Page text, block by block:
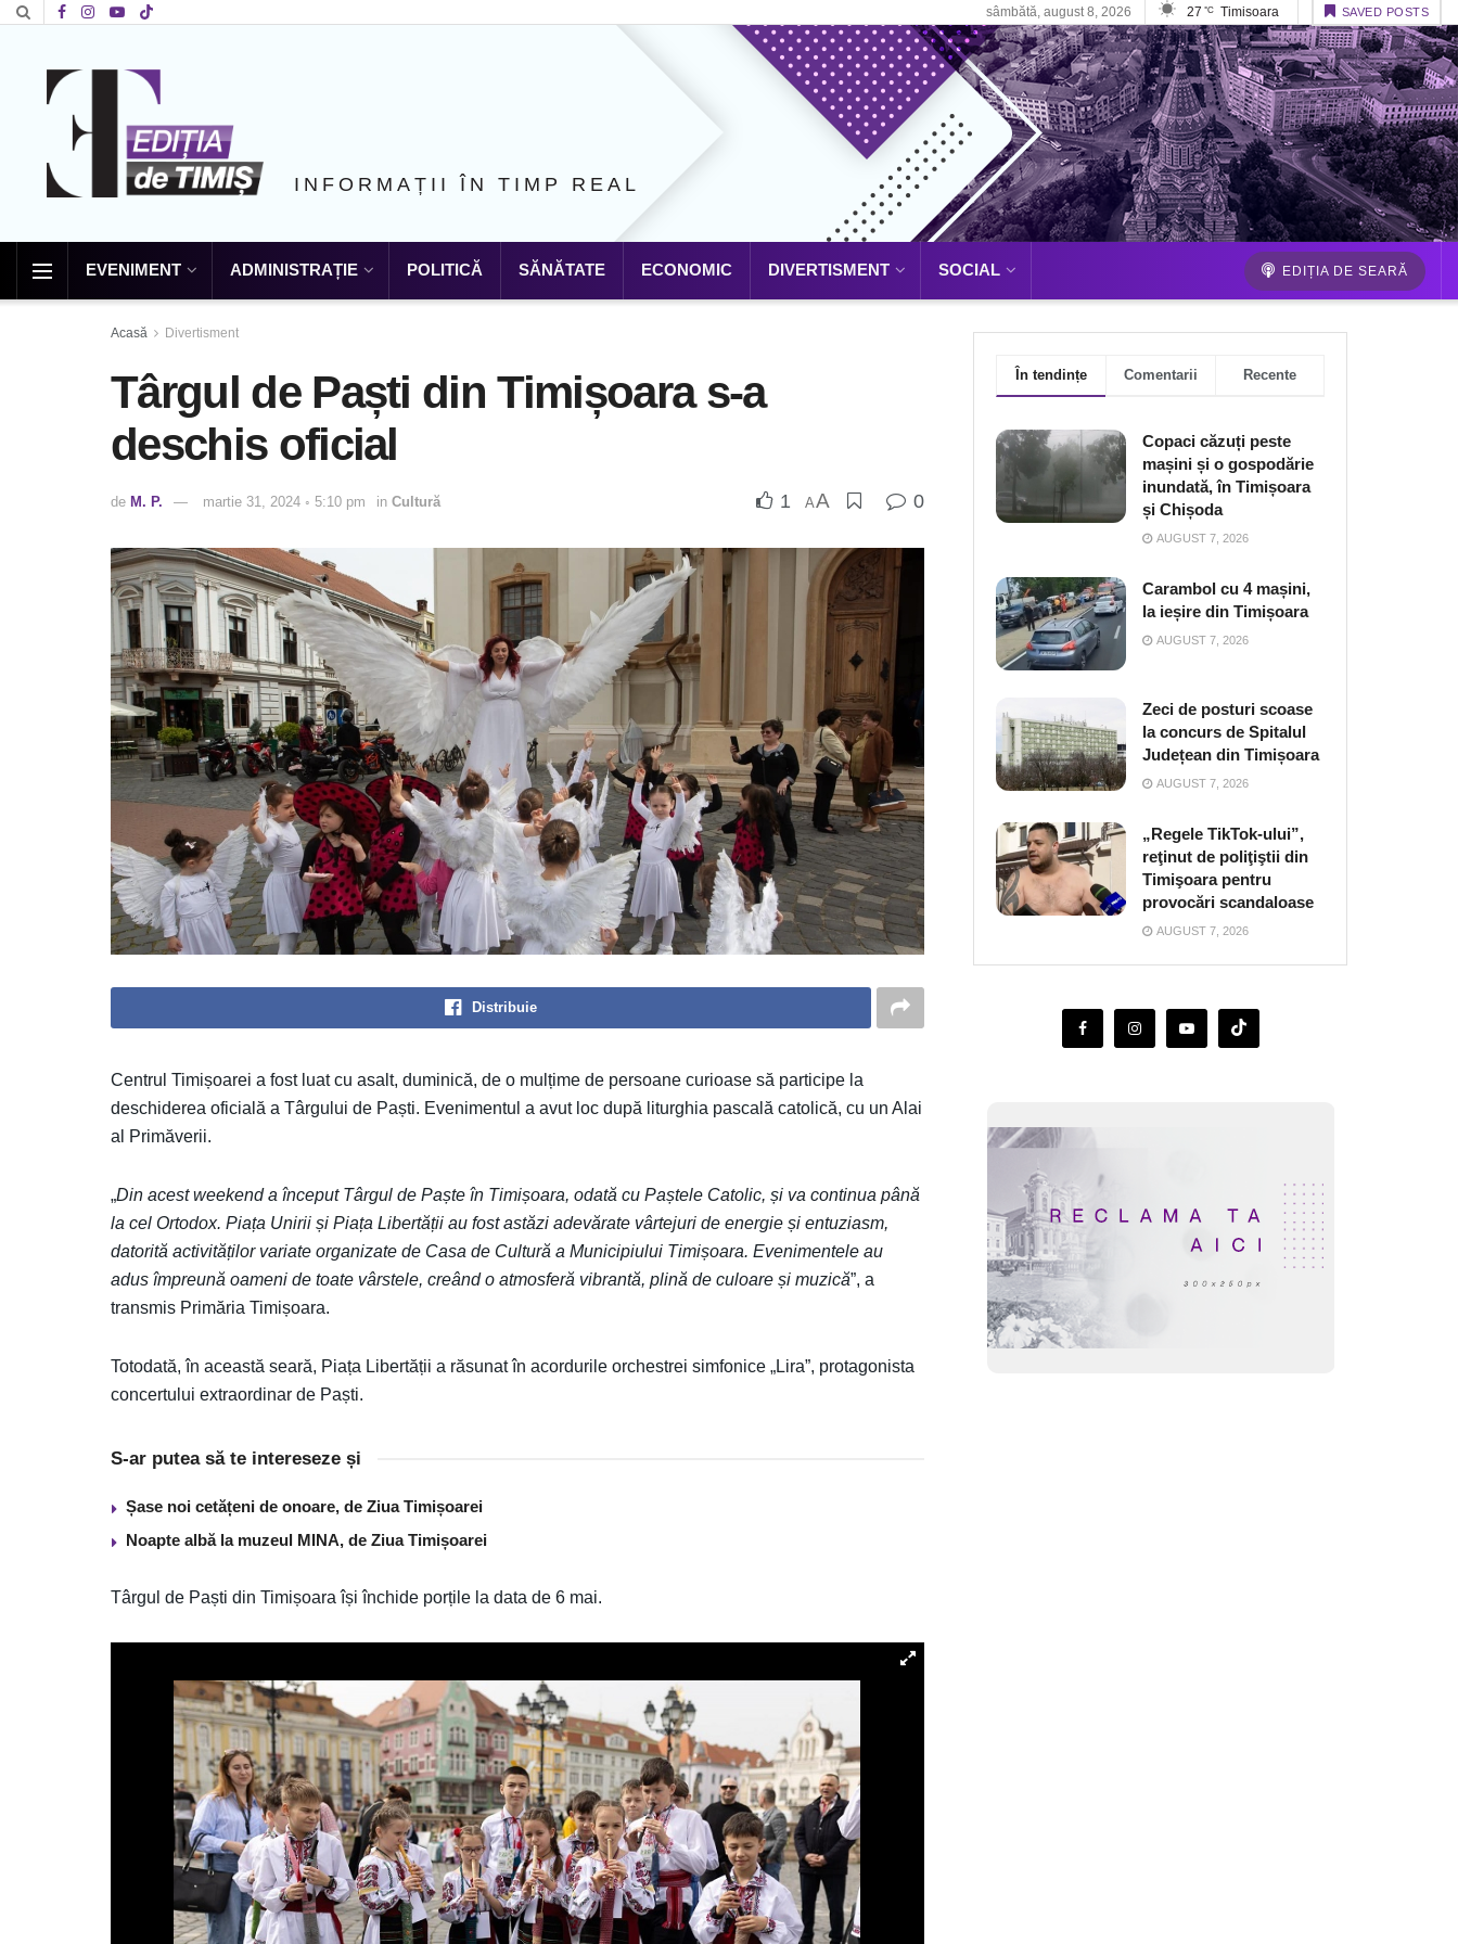
sâmbătă, august 8, 2026 27 °C Timisoara SAVED POSTS
INFORMAȚII ÎN TIMP REAL
EVENIMENT ADMINISTRAȚIE POLITICĂ SĂNĂTATE ECONOMIC DIVERTISMENT SOCIAL EDIȚIA DE SEARĂ
Acasă Divertisment
Târgul de Paști din Timișoara s-a
deschis oficial
de M. P. martie 31, 2024 ◦ 5:10 pm in Cultură 1 AA 0
Distribuie
Centrul Timișoarei a fost luat cu asalt, duminică, de o mulțime de persoane curioase să participe la
deschiderea oficială a Târgului de Paști. Evenimentul a avut loc după liturghia pascală catolică, cu un Alai
al Primăverii.
„Din acest weekend a început Târgul de Paște în Timișoara, odată cu Paștele Catolic, și va continua până
la cel Ortodox. Piața Unirii și Piața Libertății au fost astăzi adevărate vârtejuri de energie și entuziasm,
datorită activităților variate organizate de Casa de Cultură a Municipiului Timișoara. Evenimentele au
adus împreună oameni de toate vârstele, creând o atmosferă vibrantă, plină de culoare și muzică”, a
transmis Primăria Timișoara.
Totodată, în această seară, Piața Libertății a răsunat în acordurile orchestrei simfonice „Lira”, protagonista
concertului extraordinar de Paști.
S-ar putea să te intereseze și
Șase noi cetățeni de onoare, de Ziua Timișoarei
Noapte albă la muzeul MINA, de Ziua Timișoarei
Târgul de Paști din Timișoara își închide porțile la data de 6 mai.
În tendințe Comentarii Recente
Copaci căzuți peste
mașini și o gospodărie
inundată, în Timișoara
și Chișoda
AUGUST 7, 2026
Carambol cu 4 mașini,
la ieșire din Timișoara
AUGUST 7, 2026
Zeci de posturi scoase
la concurs de Spitalul
Județean din Timișoara
AUGUST 7, 2026
„Regele TikTok-ului”,
reţinut de poliţiştii din
Timişoara pentru
provocări scandaloase
AUGUST 7, 2026